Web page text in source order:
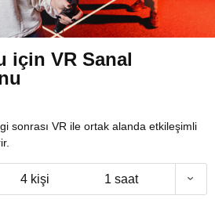
için VR Sanal
sonrası VR ile ortak alanda etkileşimli
4 kişi 1 saat